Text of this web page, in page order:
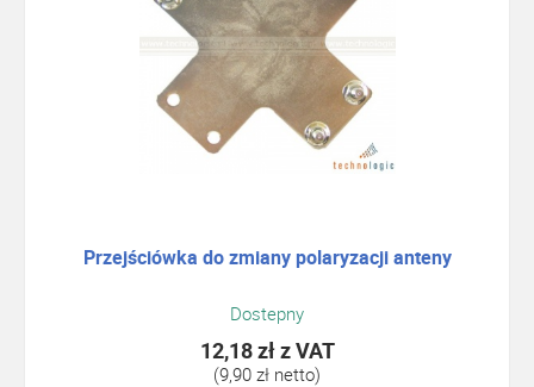
Przejściówka do zmiany polaryzacji anteny
Dostepny
12,18 złz VAT
(9,90 zł netto)